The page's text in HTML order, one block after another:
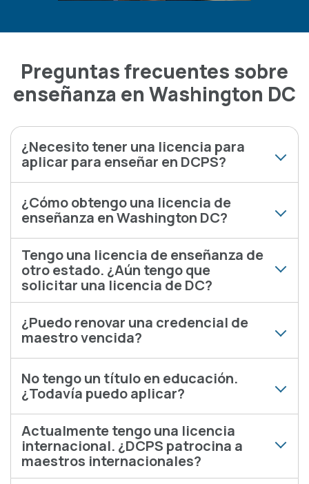
Preguntas frecuentes sobre
enseñanza en Washington DC
¿Necesito tener una licencia para
aplicar para enseñar en DCPS?
¿Cómo obtengo una licencia de
enseñanza en Washington DC?
Tengo una licencia de enseñanza de
otro estado. ¿Aún tengo que
solicitar una licencia de DC?
¿Puedo renovar una credencial de
maestro vencida?
No tengo un título en educación.
¿Todavía puedo aplicar?
Actualmente tengo una licencia
internacional. ¿DCPS patrocina a
maestros internacionales?